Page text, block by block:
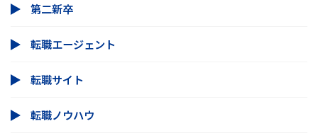
第二新卒
転職エージェント
転職サイト
転職ノウハウ